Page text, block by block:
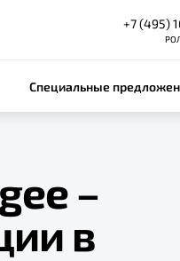
+7 (495)
Специальные
–
в